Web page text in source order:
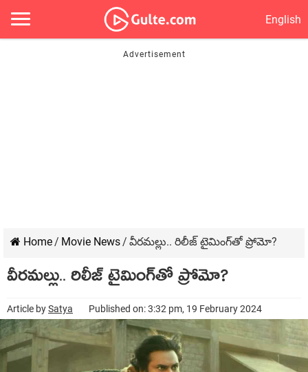
English
Home/ Movie News/ వీరమల్లు.. రిలీజ్ టైమింగ్‌తో ప్రోమో?
వీరమల్లు.. రిలీజ్ టైమింగ్‌తో ప్రోమో?
Article bySatya Published on: 3:32 pm, 19 February 2024